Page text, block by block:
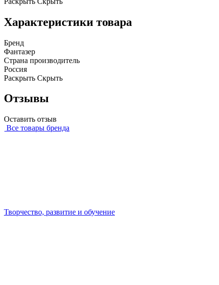
Характеристики товара
Бренд
Фантазер
Страна производитель
Россия
Раскрыть Скрыть
Отзывы
Оставить отзыв
Все товары бренда
Творчество, развитие и обучение